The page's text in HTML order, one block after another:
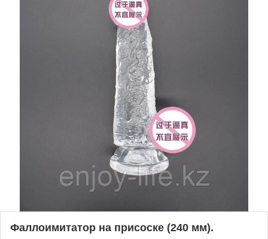
Фаллоимитатор на присоске (240 мм).